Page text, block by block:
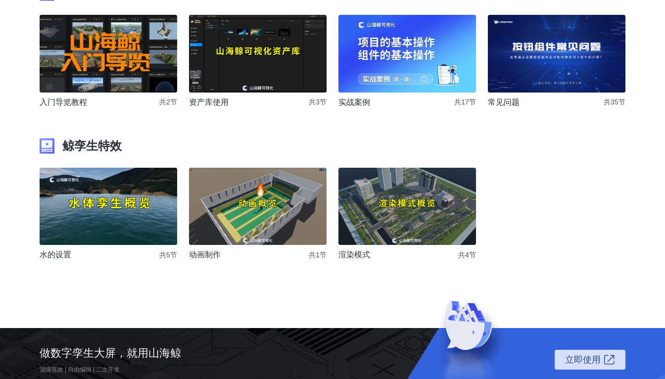
入门导览教程 共2节 资产库使用 共3节 实战案例 共17节 常见问题 共35节
鲸孪生特效
水的设置 共5节 动画制作 共1节 渲染模式 共4节
做数字孪生大屏，就用山海鲸
顶级视效 自由编辑 二次开发
立即使用